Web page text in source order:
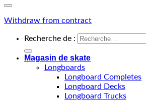
Withdraw from contract
Recherche de :
Magasin de skate
Longboards
Longboard Completes
Longboard Decks
Longboard Trucks